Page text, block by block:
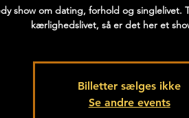
show om dating, forhold og
kærlighedslivet, så er det her et
Billetter sælges ikke
Se andre events